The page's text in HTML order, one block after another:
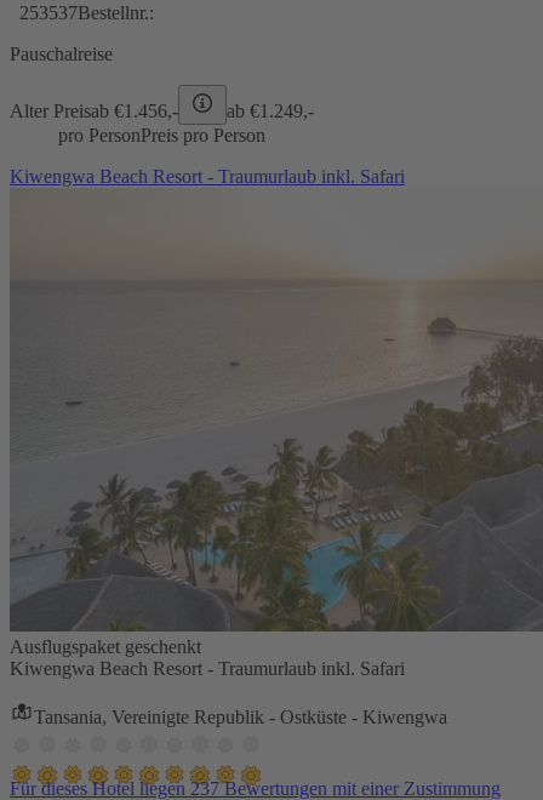
253537Bestellnr.:
Pauschalreise
Alter Preisab €1.456,- ab €1.249,-
pro PersonPreis pro Person
Kiwengwa Beach Resort - Traumurlaub inkl. Safari
Ausflugspaket geschenkt
Kiwengwa Beach Resort - Traumurlaub inkl. Safari
Tansania, Vereinigte Republik - Ostküste - Kiwengwa
Für dieses Hotel liegen 237 Bewertungen mit einer Zustimmung